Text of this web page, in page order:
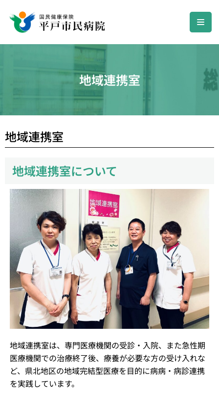
コ
キ
ッ
プ
地域連携室
地域連携室
地域連携室について
地域連携室は、 専門医療機関の受診・入院、また急性期
医療機関での治療終了後、療養が必要な方の受け入れな
ど、県北地区の地域完結型医療を目的に病病・病診連携
を実践しています。